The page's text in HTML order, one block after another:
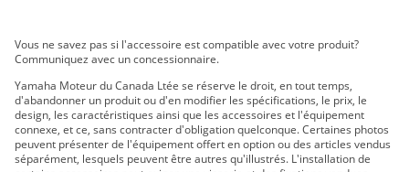
Star Eluder 2018
Vous ne savez pas si l'accessoire est compatible avec votre produit?
Communiquez avec un concessionnaire.
Yamaha Moteur du Canada Ltée se réserve le droit, en tout temps,
d'abandonner un produit ou d'en modifier les spécifications, le prix, le
design, les caractéristiques ainsi que les accessoires et l'équipement
connexe, et ce, sans contracter d'obligation quelconque. Certaines photos
peuvent présenter de l'équipement offert en option ou des articles vendus
séparément, lesquels peuvent être autres qu'illustrés. L'installation de